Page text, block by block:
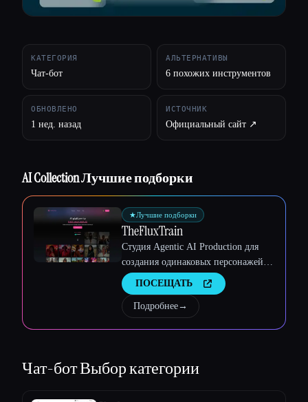
Esc
КАТЕГОРИЯ
Чат-бот
АЛЬТЕРНАТИВЫ
6 похожих инструментов
ОБНОВЛЕНО
1 нед. назад
ИСТОЧНИК
Официальный сайт ↗︎
AI Collection Лучшие подборки
★Лучшие подборки
TheFluxTrain
Студия Agentic AI Production для
создания одинаковых персонажей,
рабочих процессов и видео
ПОСЕЩАТЬ
Подробнее→
Чат-ботВыбор категории